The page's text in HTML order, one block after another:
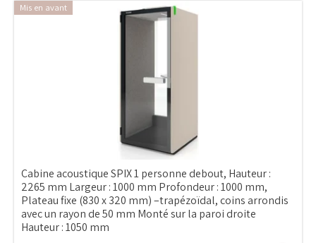
Mis en avant
Cabine acoustique SPIX 1 personne debout, Hauteur :
2265 mm Largeur : 1000 mm Profondeur : 1000 mm,
Plateau fixe (830 x 320 mm) –trapézoïdal, coins arrondis
avec un rayon de 50 mm Monté sur la paroi droite
Hauteur : 1050 mm